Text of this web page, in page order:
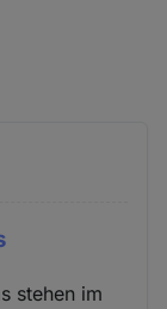
stehen im